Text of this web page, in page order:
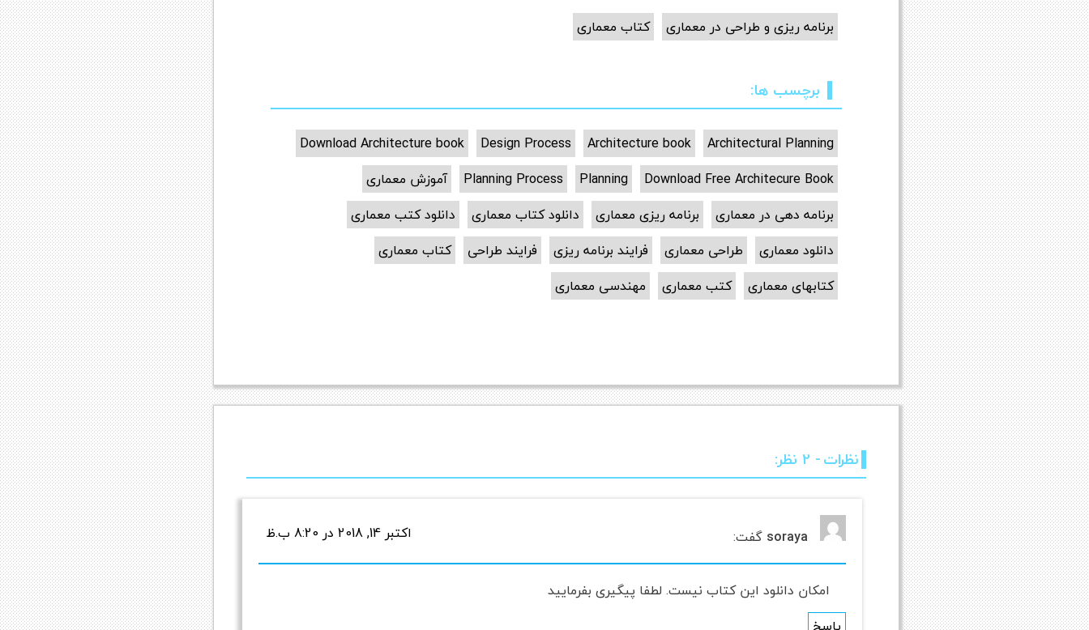
برنامه ریزی و طراحی در معماری کتاب معماری
برچسب ها:
Architectural Planning
Architecture book
Design Process
Download Architecture book
Download Free Architecure Book
Planning
Planning Process
آموزش معماری
برنامه دهی در معماری
برنامه ریزی معماری دانلود کتاب معماری
دانلود کتب معماری
دانلود معماری
طراحی معماری فرایند برنامه ریزی فرایند طراحی
کتاب معماری
کتابهای معماری
کتب معماری مهندسی معماری
نظرات- 2 نظر:
soraya گفت: اکتبر 14, 2018 در 8:20 ب.ظ
امکان دانلود این کتاب نیست. لطفا پیگیری بفرمایید